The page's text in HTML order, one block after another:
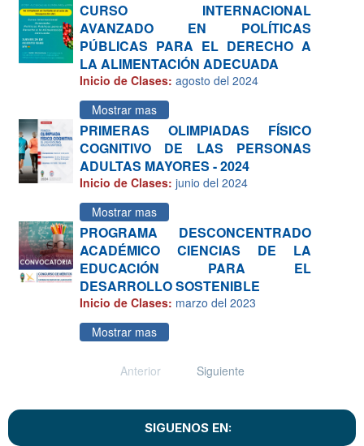
CURSO INTERNACIONAL
AVANZADO EN POLÍTICAS
PÚBLICAS PARA EL DERECHO A
LA ALIMENTACIÓN ADECUADA
Inicio de Clases: agosto del 2024
Mostrar mas
PRIMERAS OLIMPIADAS FÍSICO
COGNITIVO DE LAS PERSONAS
ADULTAS MAYORES - 2024
Inicio de Clases: junio del 2024
Mostrar mas
PROGRAMA DESCONCENTRADO
ACADÉMICO CIENCIAS DE LA
EDUCACIÓN PARA EL
DESARROLLO SOSTENIBLE
Inicio de Clases: marzo del 2023
Mostrar mas
Anterior Siguiente
SIGUENOS EN: